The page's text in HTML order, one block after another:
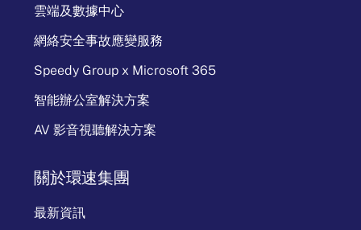
雲端及數據中心
網絡安全事故應變服務
Speedy Group x Microsoft 365
智能辦公室解決方案
AV 影音視聽解決方案
關於環速集團
最新資訊